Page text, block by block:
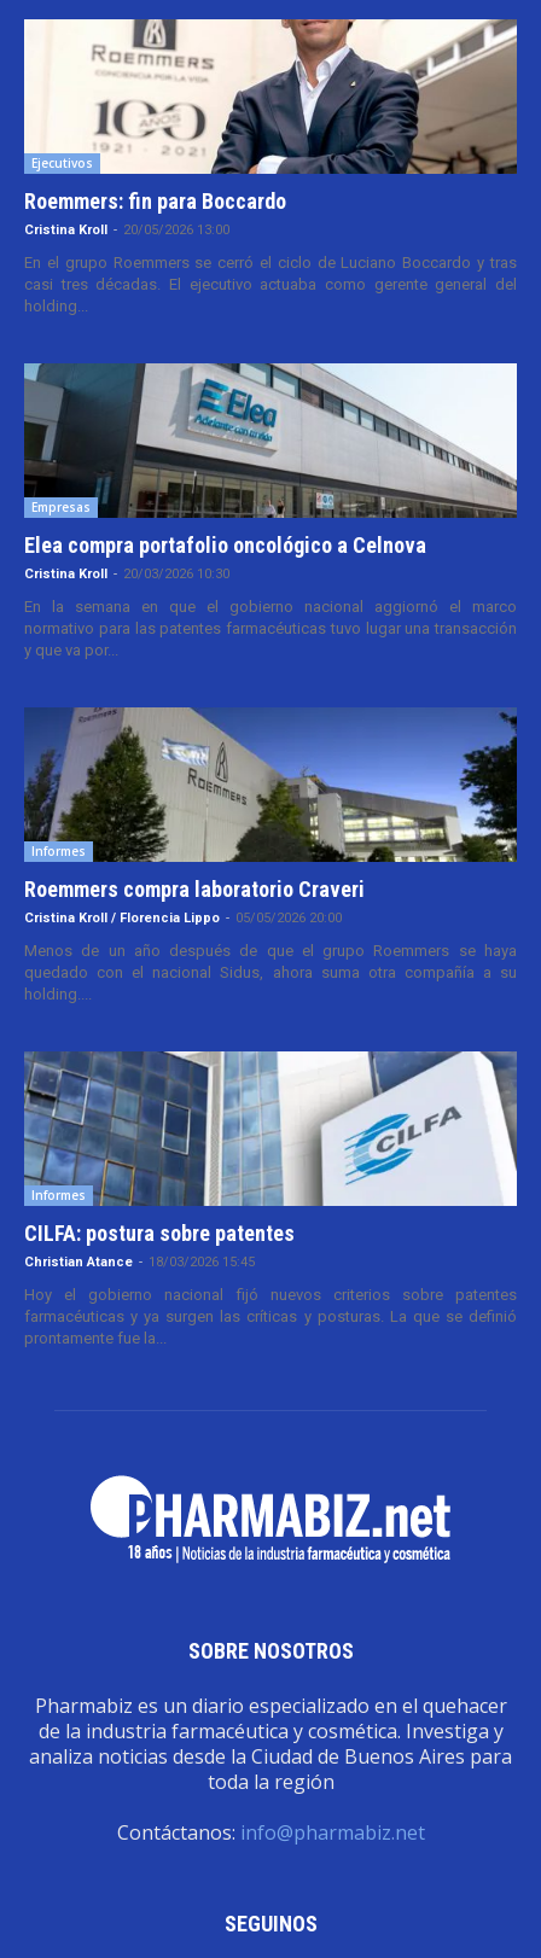
Ejecutivos
Roemmers: fin para Boccardo
Cristina Kroll - 20/05/2026 13:00
En el grupo Roemmers se cerró el ciclo de Luciano Boccardo y tras
casi tres décadas. El ejecutivo actuaba como gerente general del
holding...
Empresas
Elea compra portafolio oncológico a Celnova
Cristina Kroll - 20/03/2026 10:30
En la semana en que el gobierno nacional aggiornó el marco
normativo para las patentes farmacéuticas tuvo lugar una transacción
y que va por...
Informes
Roemmers compra laboratorio Craveri
Cristina Kroll / Florencia Lippo - 05/05/2026 20:00
Menos de un año después de que el grupo Roemmers se haya
quedado con el nacional Sidus, ahora suma otra compañía a su
holding....
Informes
CILFA: postura sobre patentes
Christian Atance - 18/03/2026 15:45
Hoy el gobierno nacional fijó nuevos criterios sobre patentes
farmacéuticas y ya surgen las críticas y posturas. La que se definió
prontamente fue la...
SOBRE NOSOTROS
Pharmabiz es un diario especializado en el quehacer
de la industria farmacéutica y cosmética. Investiga y
analiza noticias desde la Ciudad de Buenos Aires para
toda la región
Contáctanos: info@pharmabiz.net
SEGUINOS